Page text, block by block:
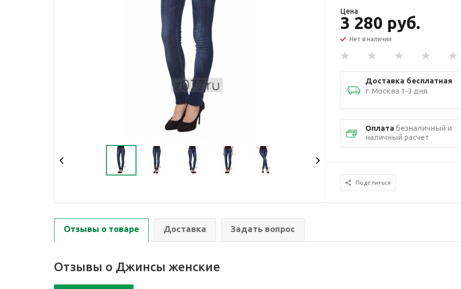
Цена
3 280 руб.
Нет в наличии
Доставка бесплатная
г. Москва 1-3 дня.
Оплата безналичный и
наличный расчет
Поделиться
Отзывы о товаре Доставка Задать вопрос
Отзывы о Джинсы женские